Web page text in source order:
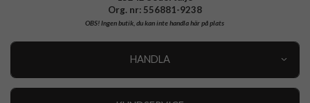
Org. nr: 556881-9238
OBS!Ingen butik, du kan inte handla här på plats
HANDLA